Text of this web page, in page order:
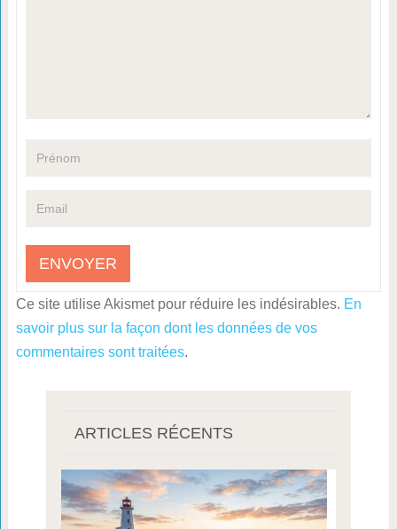
Ce site utilise Akismet pour réduire les indésirables. En
savoir plus sur la façon dont les données de vos
commentaires sont traitées.
ARTICLES RÉCENTS